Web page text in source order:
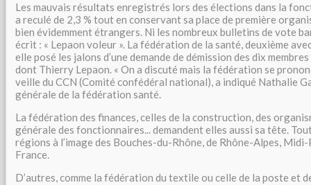
Les mauvais résultats enregistrés lors des élections dans la
a reculé de 2,3 % tout en conservant sa place de première
bien évidemment étrangers. Ni les nombreux bulletins de vote
écrit : « Lepaon voleur ». La fédération de la santé, deuxième
elle posé les jalons d’une demande de démission des dix
dont Thierry Lepaon. « On a discuté mais la fédération se
veille du CCN (Comité confédéral national), a indiqué Nathalie
générale de la fédération santé.
La fédération des finances, celles de la construction, des
générale des fonctionnaires... demandent elles aussi sa tête.
régions à l’image des Bouches-du-Rhône, de Rhône-Alpes,
France.
D’autres, comme la fédération du textile ou celle de la poste et